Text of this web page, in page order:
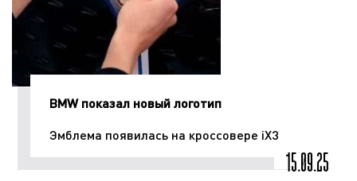
BMW показал новый логотип
Эмблема появилась на кроссовере iX3
15.09.25